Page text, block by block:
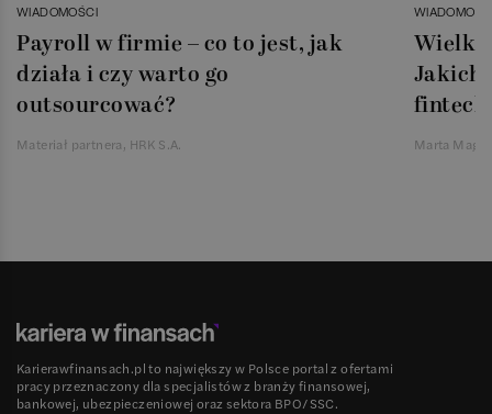
WIADOMOŚCI
Payroll w firmie – co to jest, jak
działa i czy warto go
outsourcować?
Materiał partnera, HRK S.A.
Jakich
Marta
Karierawfinansach.pl to największy w Polsce portal z ofertami
pracy przeznaczony dla specjalistów z branży finansowej,
bankowej, ubezpieczeniowej oraz sektora BPO/SSC.